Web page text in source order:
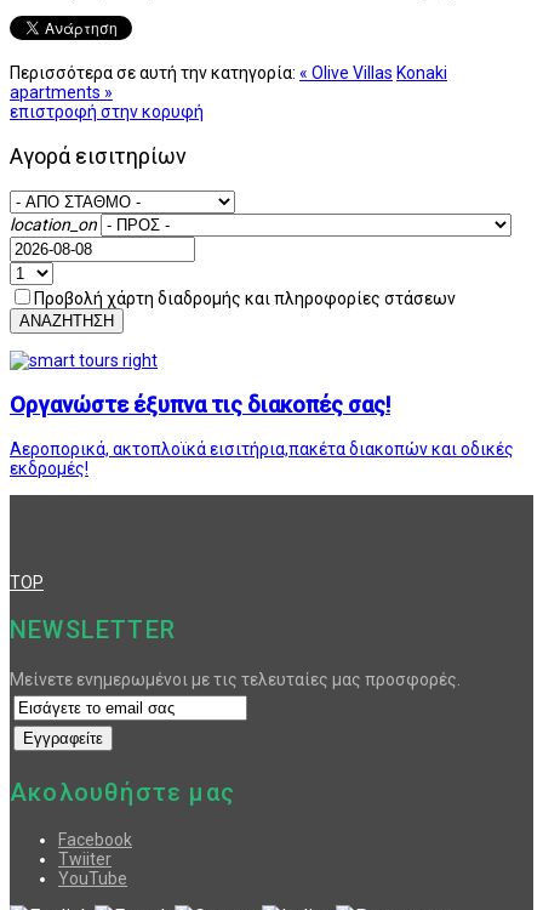
Περισσότερα σε αυτή την κατηγορία: « Olive Villas Konaki
apartments »
επιστροφή στην κορυφή
Αγορά εισιτηρίων
location_on
Προβολή χάρτη διαδρομής και πληροφορίες στάσεων
ΑΝΑΖΗΤΗΣΗ
Οργανώστε έξυπνα τις διακοπές σας!
Αεροπορικά, ακτοπλοϊκά εισιτήρια,πακέτα διακοπών και οδικές
εκδρομές!
TOP
NEWSLETTER
Μείνετε ενημερωμένοι με τις τελευταίες μας προσφορές.
Ακολουθήστε μας
Facebook
Twiiter
YouTube